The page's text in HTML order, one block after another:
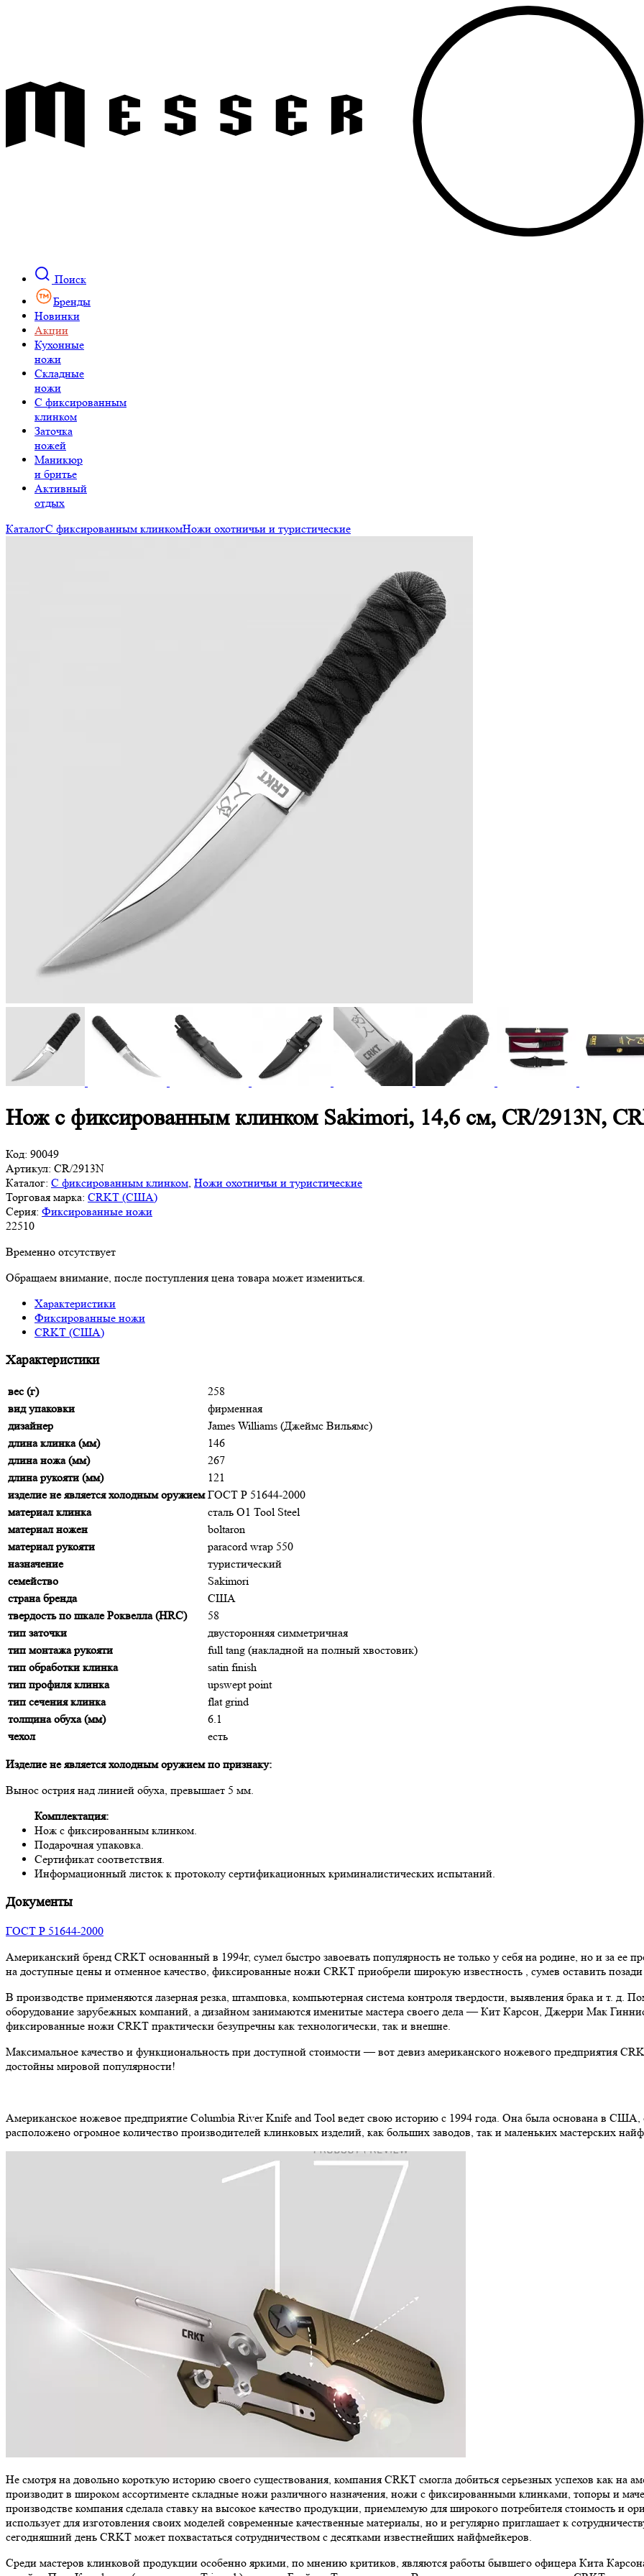
Поиск
Бренды
Новинки
Акции
Кухонные
ножи
Складные
ножи
C фиксированным
клинком
Заточка
ножей
Маникюр
и бритье
Активный
отдых
КаталогС фиксированным клинкомНожи охотничьи и туристические
Нож с фиксированным клинком Sakimori, 14,6 см, CR/2913N,
Код: 90049
Артикул: CR/2913N
Каталог: С фиксированным клинком Ножи охотничьи и туристические
Торговая марка: CRKT (США)
Серия: Фиксированные ножи
22510
Временно отсутствует
Обращаем внимание, после поступления цена товара может измениться.
Характеристики
Фиксированные ножи
CRKT (США)
Характеристики
вес (г)
258
вид упаковки
фирменная
дизайнер
James Williams (Джеймс Вильямс)
длина клинка (мм)
146
длина ножа (мм)
267
длина рукояти (мм)
121
изделие не является холодным оружием ГОСТ Р 51644-2000
материал клинка
сталь O1 Tool Steel
материал ножен
boltaron
материал рукояти
paracord wrap 550
назначение
туристический
семейство
Sakimori
страна бренда
США
твердость по шкале Роквелла (HRC)
58
тип заточки
двусторонняя симметричная
тип монтажа рукояти
full tang (накладной на полный хвостовик)
тип обработки клинка
satin finish
тип профиля клинка
upswept point
тип сечения клинка
flat grind
толщина обуха (мм)
6.1
чехол
есть
Изделие не является холодным оружием по признаку:
Вынос острия над линией обуха, превышает 5 мм.
Комплектация:
Нож с фиксированным клинком.
Подарочная упаковка.
Сертификат соответствия.
Информационный листок к протоколу сертификационных криминалистических испытаний.
Документы
ГОСТ Р 51644-2000
Американский бренд CRKT основанный в 1994г, сумел быстро завоевать популярность не только у себя на родине, но и за ее
на доступные цены и отменное качество, фиксированные ножи CRKT приобрели широкую известность , сумев оставить
В производстве применяются лазерная резка, штамповка, компьютерная система контроля твердости, выявления брака и т. д.
оборудование зарубежных компаний, а дизайном занимаются именитые мастера своего дела — Кит Карсон, Джерри Мак
фиксированные ножи CRKT практически безупречны как технологически, так и внешне.
Максимальное качество и функциональность при доступной стоимости — вот девиз американского ножевого предприятия
достойны мировой популярности!
Американское ножевое предприятие Columbia River Knife and Tool ведет свою историю с 1994 года. Она была основана в
расположено огромное количество производителей клинковых изделий, как больших заводов, так и маленьких мастерских
Не смотря на довольно короткую историю своего существования, компания CRKT смогла добиться серьезных успехов как
производит в широком ассортименте складные ножи различного назначения, ножи с фиксированными клинками, топоры и
производстве компания сделала ставку на высокое качество продукции, приемлемую для широкого потребителя стоимость и
использует для изготовления своих моделей современные качественные материалы, но и регулярно приглашает к
сегодняшний день CRKT может похвастаться сотрудничеством с десятками известнейших найфмейкеров.
Среди мастеров клинковой продукции особенно яркими, по мнению критиков, являются работы бывшего офицера Кита